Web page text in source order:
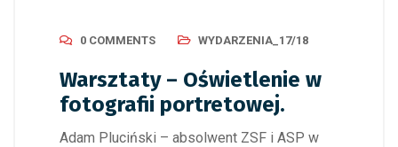
0 COMMENTS WYDARZENIA_17/18
Warsztaty – Oświetlenie w
fotografii portretowej.
Adam Pluciński – absolwent ZSF i ASP w